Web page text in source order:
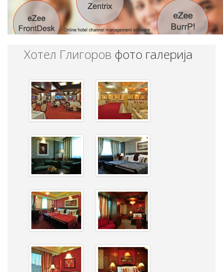
Хотел Глигоров фото галерија